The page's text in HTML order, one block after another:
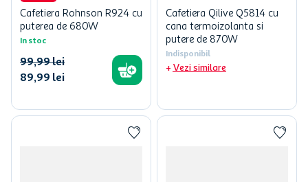
Cafetiera Rohnson R924 cu
puterea de 680W
In stoc
89,99 lei
99,99lei
Cafetiera Qilive Q5814 cu
cana termoizolanta si
putere de 870W
Indisponibil
Vezi similare